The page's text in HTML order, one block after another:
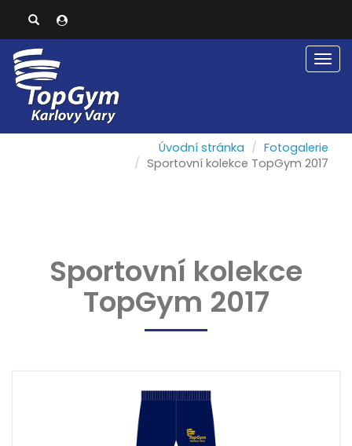
Úvodní stránka
Fotogalerie
Sportovní kolekce TopGym 2017
Sportovní kolekce
TopGym 2017